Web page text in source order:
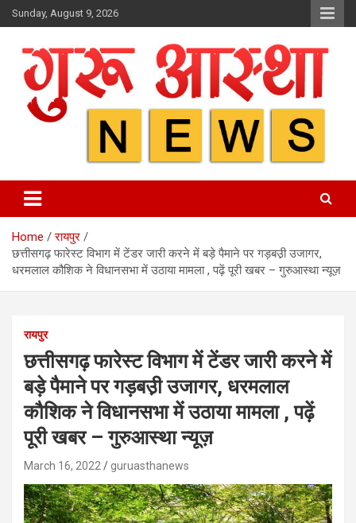
Skip
to
Sunday, August 9, 2026
Home
रायपुर
छत्तीसगढ़ फारेस्ट विभाग में टेंडर जारी करने में बड़े पैमाने पर गड़बउ़ी उजागर,
धरमलाल कौशिक ने विधानसभा में उठाया मामला , पढ़ें पूरी खबर – गुरुआस्था न्यूज़
रायपुर
छत्तीसगढ़ फारेस्ट विभाग में टेंडर जारी करने में
बड़े पैमाने पर गड़बउ़ी उजागर, धरमलाल
कौशिक ने विधानसभा में उठाया मामला , पढ़ें
पूरी खबर – गुरुआस्था न्यूज़
March 16, 2022 guruasthanews